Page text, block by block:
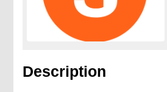
Description